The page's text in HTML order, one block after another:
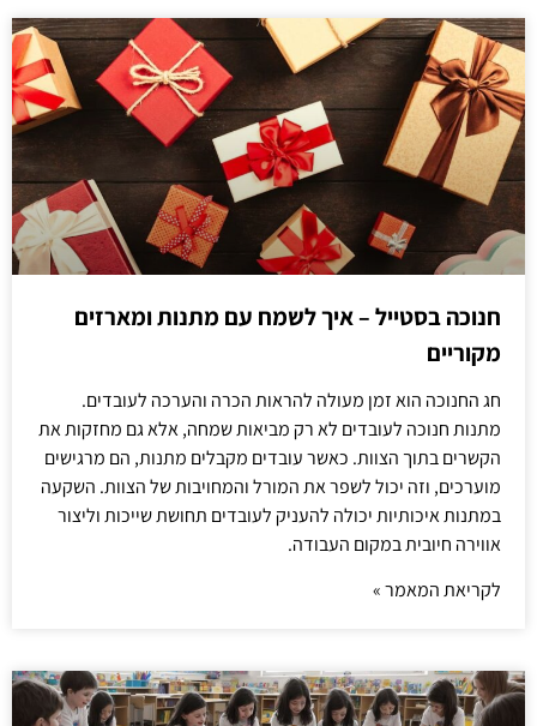
חנוכה בסטייל – איך לשמח עם מתנות ומארזים
מקוריים
חג החנוכה הוא זמן מעולה להראות הכרה והערכה לעובדים.
מתנות חנוכה לעובדים לא רק מביאות שמחה, אלא גם מחזקות את
הקשרים בתוך הצוות. כאשר עובדים מקבלים מתנות, הם מרגישים
מוערכים, וזה יכול לשפר את המורל והמחויבות של הצוות. השקעה
במתנות איכותיות יכולה להעניק לעובדים תחושת שייכות וליצור
אווירה חיובית במקום העבודה.
לקריאת המאמר »